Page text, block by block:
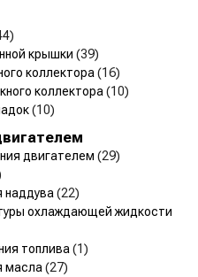
крышки (39)
коллектора (16)
коллектора (10)
(10)
двигателем (29)
наддува (22)
охлаждающей жидкости
топлива (1)
масла (27)